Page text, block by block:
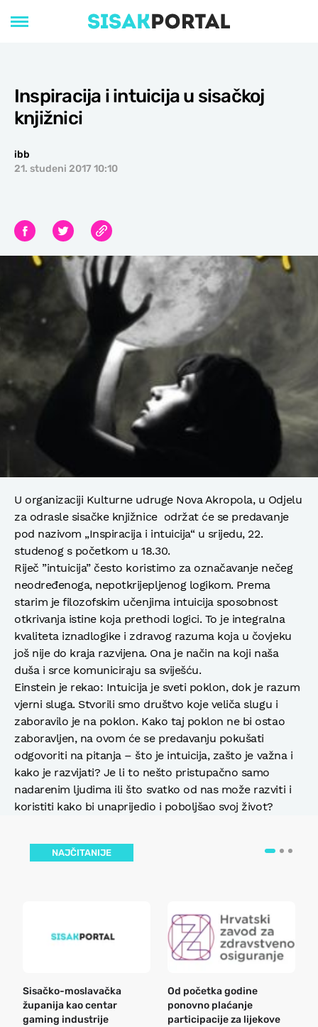
Inspiracija i intuicija u sisačkoj
knjižnici
ibb
21. studeni 2017 10:10
U organizaciji Kulturne udruge Nova Akropola, u Odjelu
za odrasle sisačke knjižnice održat će se predavanje
pod nazivom „Inspiracija i intuicija“ u srijedu, 22.
studenog s početkom u 18.30.
Riječ ”intuicija” često koristimo za označavanje nečeg
neodređenoga, nepotkrijepljenog logikom. Prema
starim je filozofskim učenjima intuicija sposobnost
otkrivanja istine koja prethodi logici. To je integralna
kvaliteta iznadlogike i zdravog razuma koja u čovjeku
još nije do kraja razvijena. Ona je način na koji naša
duša i srce komuniciraju sa sviješću.
Einstein je rekao: Intuicija je sveti poklon, dok je razum
vjerni sluga. Stvorili smo društvo koje veliča slugu i
zaboravilo je na poklon. Kako taj poklon ne bi ostao
zaboravljen, na ovom će se predavanju pokušati
odgovoriti na pitanja – što je intuicija, zašto je važna i
kako je razvijati? Je li to nešto pristupačno samo
nadarenim ljudima ili što svatko od nas može razviti i
koristiti kako bi unaprijedio i poboljšao svoj život?
NAJČITANIJE
Sisačko-moslavačka
županija kao centar
gaming industrije
Od početka godine
ponovno plaćanje
participacije za lijekove